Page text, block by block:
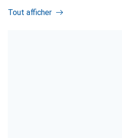
Tout afficher